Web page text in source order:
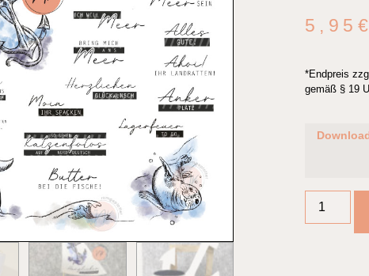
5,95 €
*Endpreis
gemäß § 19